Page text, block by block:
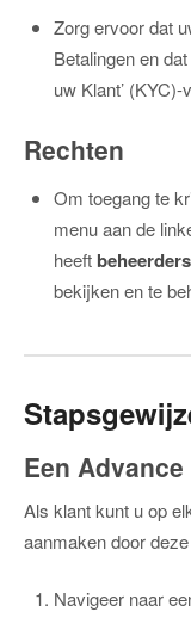
Zorg ervoor dat
Betalingen en
uw Klant’
Rechten
Om toegang te
menu aan de
heeft
bekijken en te
Een
Als klant kunt u op
aanmaken door
Navigeer naar